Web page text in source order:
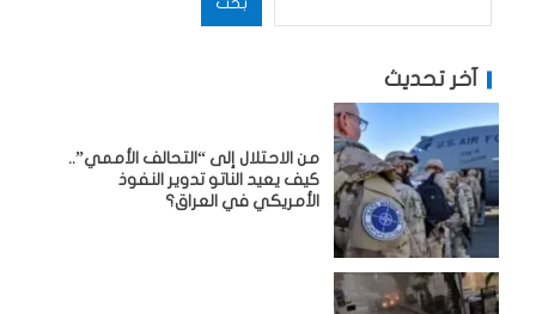
آخر تحديث
من الاحتلال إلى “التحالف الأممي”..
كيف يعيد الناتو تدوير النفوذ
الأمريكي في العراق؟